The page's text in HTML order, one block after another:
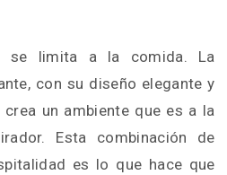
se limita a la comida. La
con su diseño elegante y
un ambiente que es a la
Esta combinación de
es lo que hace que